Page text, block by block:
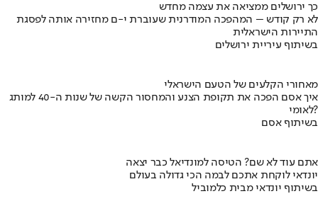
כך ירושלים ממציאה את עצמה מחדש
לא רק קודש – המהפכה המודרנית שעוברת י-ם מחזירה אותה לפסגת
התיירות הישראלית
בשיתוף עיריית ירושלים
מאחורי הקלעים של הטעם הישראלי
איך אסם הפכה את תקופת הצנע והמחסור הקשה של שנות ה-40 למותג
לאומי?
בשיתוף אסם
אתם עוד לא שם? הטיסה למונדיאל כבר יצאה
יונדאי לוקחת אתכם לבמה הכי גדולה בעולם
בשיתוף יונדאי מבית כלמוביל